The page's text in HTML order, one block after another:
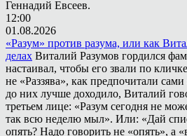
Геннадий Евсеев.
12:00
01.08.2026
«Разум» против разума, или как
делах Виталий Разумов гордился
настаивал, чтобы его звали по
не «Раззява», как предпочитали
до них лучше доходило, Виталий
третьем лице: «Разум сегодня не
так всю неделю мыл». Или: «Дай
опять? Надо говорить не «опять», а